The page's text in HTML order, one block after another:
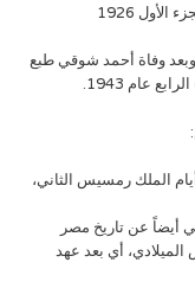
1926
إضافة إليه، ثمّ طبع الجزء الثاني عام 1930، وبعد وفاة أحمد شوقي طبع
الملك رمسيس الثاني،
أيضاً عن تاريخ مصر
أي بعد عهد